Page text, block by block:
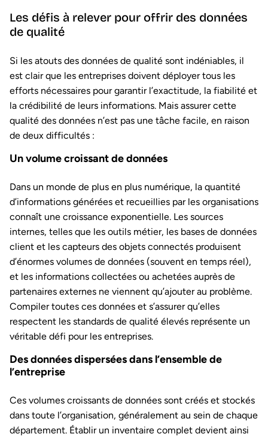
Les défis à relever pour offrir des données
de qualité
Si les atouts des données de qualité sont indéniables, il
est clair que les entreprises doivent déployer tous les
efforts nécessaires pour garantir l’exactitude, la fiabilité et
la crédibilité de leurs informations. Mais assurer cette
qualité des données n’est pas une tâche facile, en raison
de deux difficultés :
Un volume croissant de données
Dans un monde de plus en plus numérique, la quantité
d’informations générées et recueillies par les organisations
connaît une croissance exponentielle. Les sources
internes, telles que les outils métier, les bases de données
client et les capteurs des objets connectés produisent
d’énormes volumes de données (souvent en temps réel),
et les informations collectées ou achetées auprès de
partenaires externes ne viennent qu’ajouter au problème.
Compiler toutes ces données et s’assurer qu’elles
respectent les standards de qualité élevés représente un
véritable défi pour les entreprises.
Des données dispersées dans l’ensemble de
l’entreprise
Ces volumes croissants de données sont créés et stockés
dans toute l’organisation, généralement au sein de chaque
département. Établir un inventaire complet devient ainsi